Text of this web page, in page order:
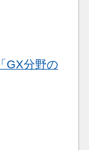
GX分野の